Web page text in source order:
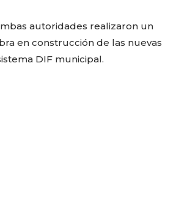
autoridades realizaron un
en construcción de las nuevas
DIF municipal.